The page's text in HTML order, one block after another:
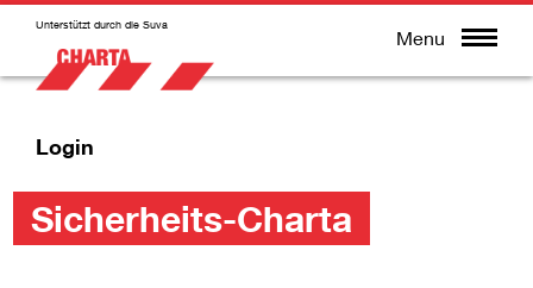
Unterstützt durch die Suva
Menu
Login
Sicherheits-Charta